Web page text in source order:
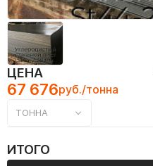
ЦЕНА
67 676руб./тонна
ТОННА
ИТОГО